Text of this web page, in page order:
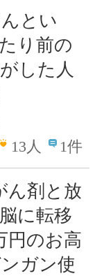
とい
り前の
した人
13人 1件
ん剤と放
に転移
円のお高
ガン使